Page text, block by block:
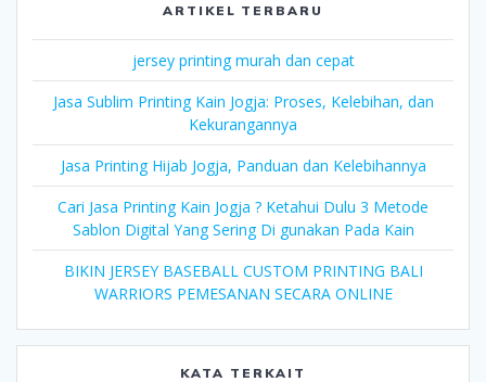
ARTIKEL TERBARU
jersey printing murah dan cepat
Jasa Sublim Printing Kain Jogja: Proses, Kelebihan, dan
Kekurangannya
Jasa Printing Hijab Jogja, Panduan dan Kelebihannya
Cari Jasa Printing Kain Jogja ? Ketahui Dulu 3 Metode
Sablon Digital Yang Sering Di gunakan Pada Kain
BIKIN JERSEY BASEBALL CUSTOM PRINTING BALI
WARRIORS PEMESANAN SECARA ONLINE
KATA TERKAIT